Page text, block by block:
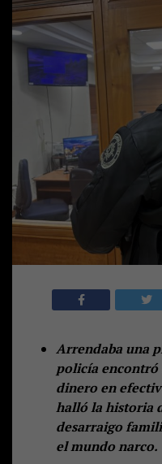
Arrendaba una
policía encontró
dinero en
halló la historia
desarraigo
el mundo narco.